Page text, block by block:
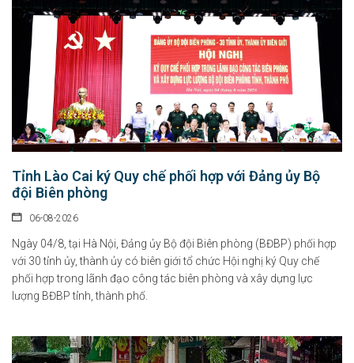
Tỉnh Lào Cai ký Quy chế phối hợp với Đảng ủy Bộ
đội Biên phòng
06-08-2026
Ngày 04/8, tại Hà Nội, Đảng ủy Bộ đội Biên phòng (BĐBP) phối hợp
với 30 tỉnh ủy, thành ủy có biên giới tổ chức Hội nghị ký Quy chế
phối hợp trong lãnh đạo công tác biên phòng và xây dựng lực
lượng BĐBP tỉnh, thành phố.